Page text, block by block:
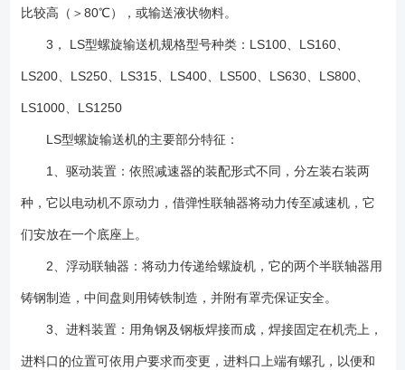
比较高（＞80℃），或输送液状物料。
3， LS型螺旋输送机规格型号种类：LS100、LS160、
LS200、LS250、LS315、LS400、LS500、LS630、LS800、
LS1000、LS1250
LS型螺旋输送机的主要部分特征：
1、驱动装置：依照减速器的装配形式不同，分左装右装两
种，它以电动机不原动力，借弹性联轴器将动力传至减速机，它
们安放在一个底座上。
2、浮动联轴器：将动力传递给螺旋机，它的两个半联轴器用
铸钢制造，中间盘则用铸铁制造，并附有罩壳保证安全。
3、进料装置：用角钢及钢板焊接而成，焊接固定在机壳上，
进料口的位置可依用户要求而变更，进料口上端有螺孔，以便和